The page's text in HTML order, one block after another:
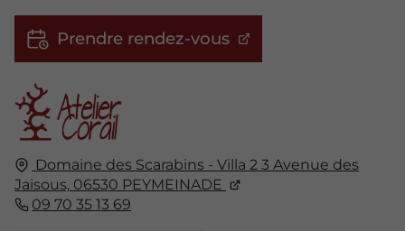
Domaine des Scarabins - Villa 2 3 Avenue des
Jaisous, 06530 PEYMEINADE
09 70 35 13 69
Prendre rendez-vous